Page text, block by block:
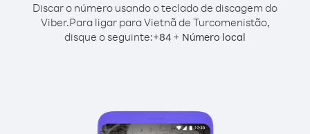
Discar o número usando o teclado de discagem do
Viber.Para ligar para Vietnã de Turcomenistão,
disque o seguinte:+84 + Número local